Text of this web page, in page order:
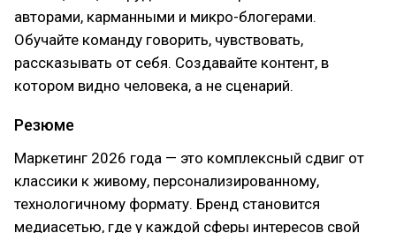
авторами, карманными и микро-блогерами.
Обучайте команду говорить, чувствовать,
рассказывать от себя. Создавайте контент, в
котором видно человека, а не сценарий.
Резюме
Маркетинг 2026 года — это комплексный сдвиг от
классики к живому, персонализированному,
технологичному формату. Бренд становится
медиасетью, где у каждой сферы интересов свой